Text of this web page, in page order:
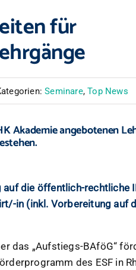
für
Seminare,Top News
Akademie angebotenen
die öffentlich-rechtliche
in (inkl. Vorbereitung auf
das „Aufstiegs-BAföG“
des ESF in